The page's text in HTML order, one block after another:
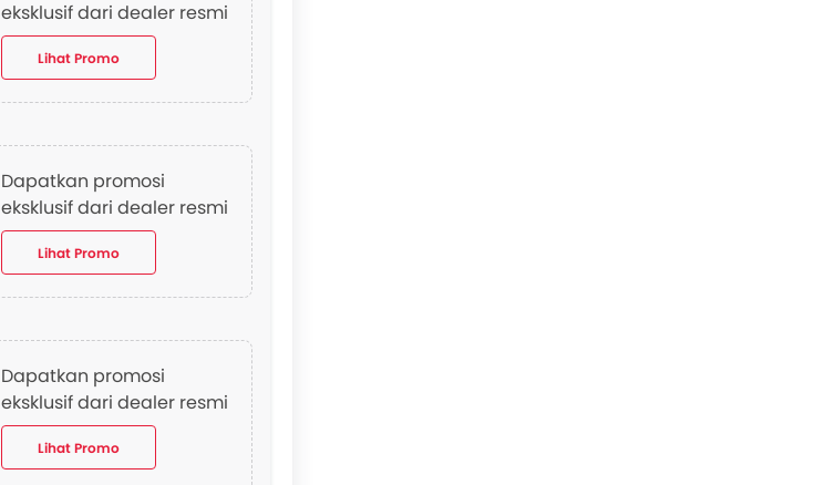
eksklusif dari dealer resmi
Lihat Promo
Dapatkan promosi
eksklusif dari dealer resmi
Lihat Promo
Dapatkan promosi
eksklusif dari dealer resmi
Lihat Promo